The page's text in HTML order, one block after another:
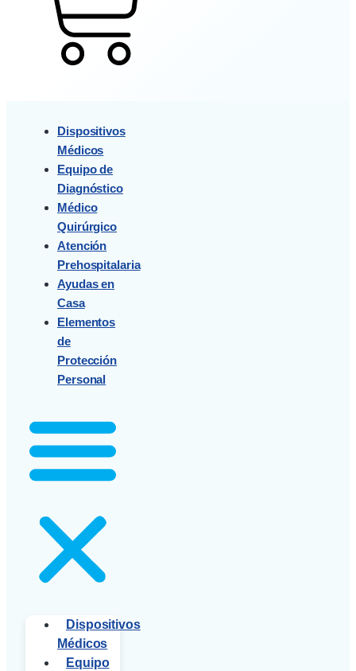
Dispositivos
Médicos
Equipo de
Diagnóstico
Médico
Quirúrgico
Atención
Prehospitalaria
Ayudas en
Casa
Elementos
de
Protección
Personal
Dispositivos
Médicos
Equipo